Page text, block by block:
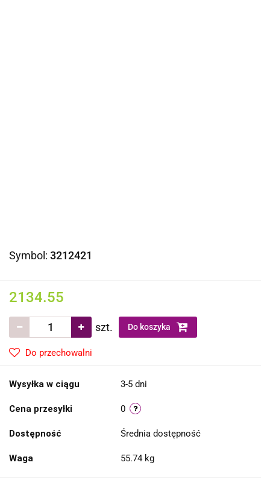
Symbol: 3212421
2134.55
szt. Do koszyka
Do przechowalni
Wysyłka w ciągu 3-5 dni
Cena przesyłki 0
Dostępność Średnia dostępność
Waga 55.74 kg